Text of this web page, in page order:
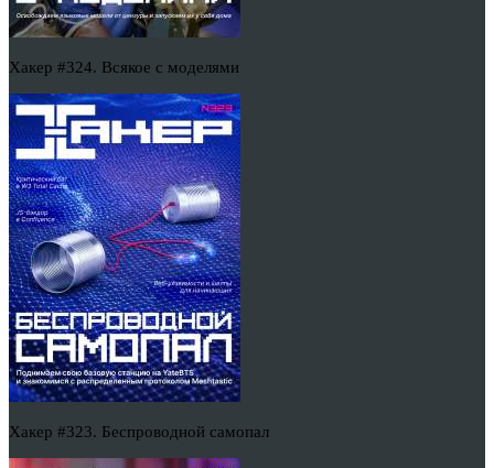
Хакер #324. Всякое с моделями
Хакер #323. Беспроводной самопал